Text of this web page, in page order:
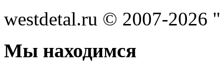
westdetal.ru © 2007-2026
Мы находимся